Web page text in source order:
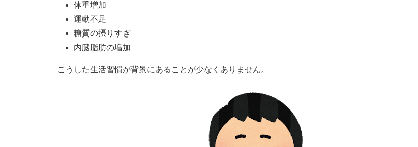
体重増加
運動不足
糖質の摂りすぎ
内臓脂肪の増加
こうした生活習慣が背景にあることが少なくありません。